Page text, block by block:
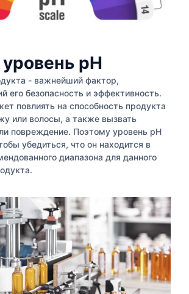
уровень pH
- важнейший фактор,
его безопасность и эффективность.
повлиять на способность продукта
или волосы, а также вызвать
повреждение. Поэтому уровень pH
убедиться, что он находится в
диапазона для данного